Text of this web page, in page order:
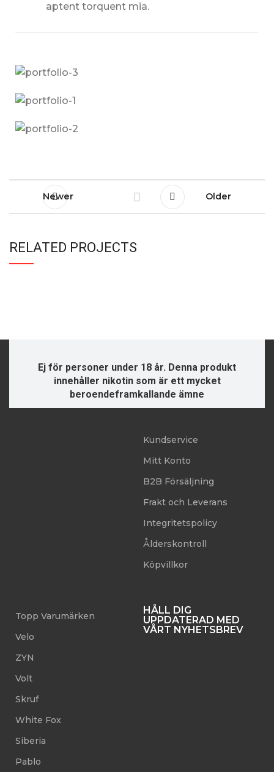
aptent torquent mia.
Newer Older
RELATED PROJECTS
Ej för personer under 18 år. Denna produkt
innehåller nikotin som är ett mycket
beroendeframkallande ämne
Kundservice
Mitt Konto
B2B Försäljning
Frakt och Leverans
Integritetspolicy
Ålderskontroll
Köpvillkor
Topp Varumärken
Velo
ZYN
Volt
Skruf
White Fox
Siberia
Pablo
HÅLL DIG
UPPDATERAD MED
VÅRT NYHETSBREV